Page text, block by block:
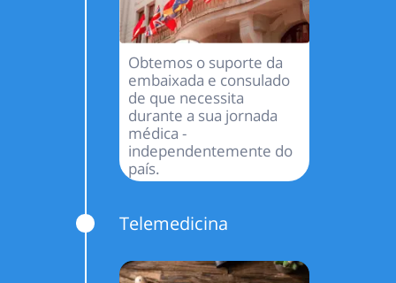
Obtemos o suporte da
embaixada e consulado
de que necessita
durante a sua jornada
médica -
independentemente do
país.
Telemedicina